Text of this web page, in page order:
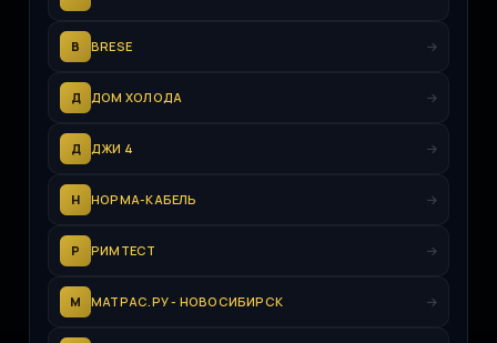
B BRESE
Д ДОМ ХОЛОДА
Д ДЖИ 4
Н НОРМА-КАБЕЛЬ
Р РИМТЕСТ
М МАТРАС.РУ - НОВОСИБИРСК